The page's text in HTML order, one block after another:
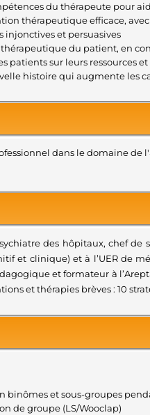
du thérapeute pour
thérapeutique efficace,
injonctives et persuasives
du patient, en
patients sur leurs ressources
histoire qui augmente les
dans le domaine de
des hôpitaux, chef de
et clinique) et à l’UER de
et formateur à
et thérapies brèves : 10
binômes et sous-groupes
de groupe (LS/Wooclap)